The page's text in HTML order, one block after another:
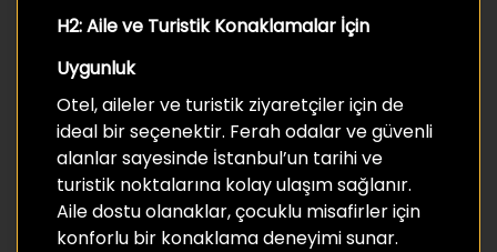
H2: Aile ve Turistik Konaklamalar İçin
Uygunluk
Otel, aileler ve turistik ziyaretçiler için de
ideal bir seçenektir. Ferah odalar ve güvenli
alanlar sayesinde İstanbul’un tarihi ve
turistik noktalarına kolay ulaşım sağlanır.
Aile dostu olanaklar, çocuklu misafirler için
konforlu bir konaklama deneyimi sunar.